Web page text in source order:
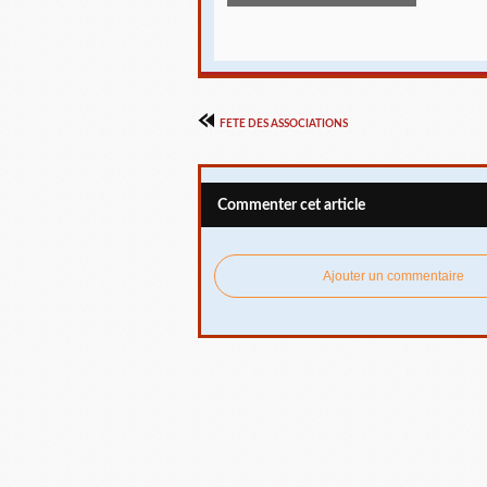
FETE DES ASSOCIATIONS
Commenter cet article
Ajouter un commentaire